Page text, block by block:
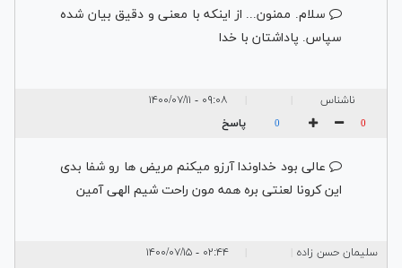
سلام. ممنون... از اینکه با معنی و دقیق بیان شده
سپاس. پاداشتان با خدا
ناشناس ۰۹:۰۸ - ۱۴۰۰/۰۷/۱۱
0
0 پاسخ
عالی بود خداوندا آرزو میکنم مریض ها رو شفا بدی
این کرونا لعنتی بره همه مون راحت شیم الهی آمین
سلیمان حسن زاده ۰۲:۴۴ - ۱۴۰۰/۰۷/۱۵